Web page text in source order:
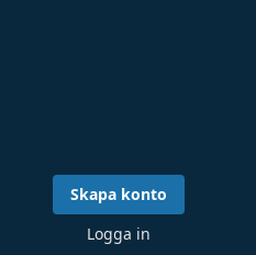
Skapa konto
Logga in